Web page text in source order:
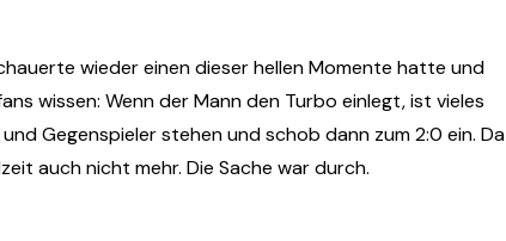
wieder einen dieser hellen Momente hatte und
wissen: Wenn der Mann den Turbo einlegt, ist vieles
Gegenspieler stehen und schob dann zum 2:0 ein. Da
auch nicht mehr. Die Sache war durch.